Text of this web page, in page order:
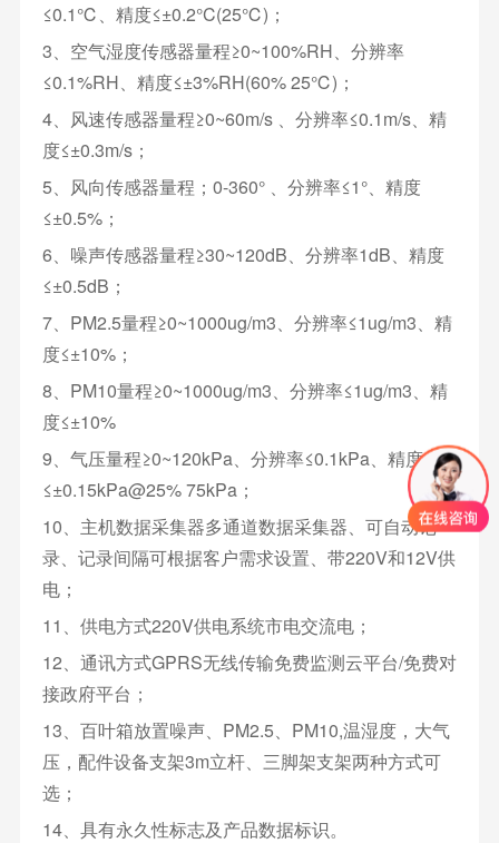
≤0.1℃、精度≤±0.2°C(25℃)；
3、空气湿度传感器量程≥0~100%RH、分辨率
≤0.1%RH、精度≤±3%RH(60% 25℃)；
4、风速传感器量程≥0~60m/s 、分辨率≤0.1m/s、精
度≤±0.3m/s；
5、风向传感器量程；0-360° 、分辨率≤1°、精度
≤±0.5%；
6、噪声传感器量程≥30~120dB、分辨率1dB、精度
≤±0.5dB；
7、PM2.5量程≥0~1000ug/m3、分辨率≤1ug/m3、精
度≤±10%；
8、PM10量程≥0~1000ug/m3、分辨率≤1ug/m3、精
度≤±10%
9、气压量程≥0~120kPa、分辨率≤0.1kPa、精度
≤±0.15kPa@25% 75kPa；
10、主机数据采集器多通道数据采集器、可自动记
录、记录间隔可根据客户需求设置、带220V和12V供
电；
11、供电方式220V供电系统市电交流电；
12、通讯方式GPRS无线传输免费监测云平台/免费对
接政府平台；
13、百叶箱放置噪声、PM2.5、PM10,温湿度，大气
压，配件设备支架3m立杆、三脚架支架两种方式可
选；
14、具有永久性标志及产品数据标识。